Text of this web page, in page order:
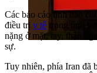
Các báo cáo tình báo
điều trị y tế trong tình
nặng ở mặt, tay, thân
sự.
Tuy nhiên, phía Iran đã